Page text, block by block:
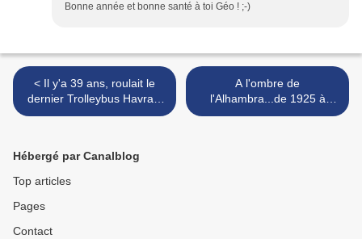
Bonne année et bonne santé à toi Géo ! ;-)
< Il y'a 39 ans, roulait le
dernier Trolleybus Havrais
!!!
A l'ombre de
l'Alhambra...de 1925 à
aujourd'hui. >
Hébergé par Canalblog
Top articles
Pages
Contact